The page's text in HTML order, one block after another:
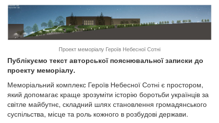
Проект меморіалу Героїв Небесної Сотні
Публікуємо текст авторської пояснювальної записки до
проекту меморіалу.
Меморіальний комплекс Героїв Небесної Сотні є простором,
який допомагає краще зрозуміти історію боротьби українців за
світле майбутнє, складний шлях становлення громадянського
суспільства, місце та роль кожного в розбудові держави.